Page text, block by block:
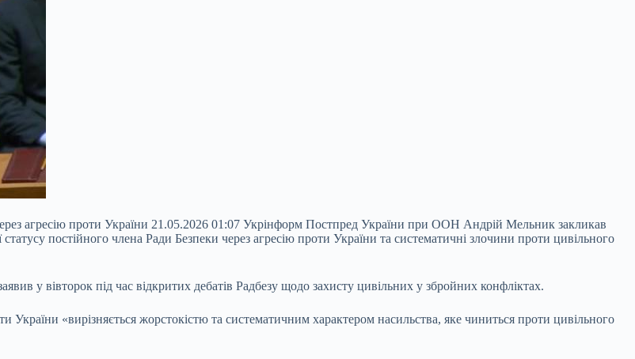
агресію проти України 21.05.2026 01:07 Укрінформ Постпред України при ООН Андрій Мельник закликав
постійного члена Ради Безпеки через агресію проти України та систематичні злочини проти цивільного
у вівторок під час відкритих дебатів Радбезу щодо захисту цивільних у збройних конфліктах.
України «вирізняється жорстокістю та систематичним характером насильства, яке чиниться проти цивільного